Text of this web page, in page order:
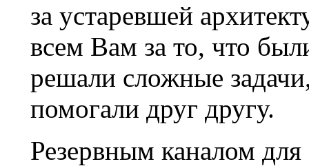
за устаревшей
всем Вам за то, что
решали сложные
помогали друг другу.
Резервным каналом